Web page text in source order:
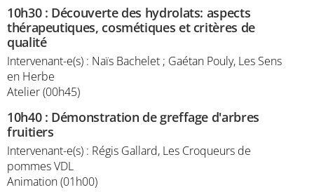
10h30: Découverte des hydrolats: aspects
thérapeutiques, cosmétiques et critères de
qualité
Intervenant-e(s) : Naïs Bachelet ; Gaétan Pouly, Les Sens
en Herbe
Atelier (00h45)
10h40: Démonstration de greffage d'arbres
fruitiers
Intervenant-e(s) : Régis Gallard, Les Croqueurs de
pommes VDL
Animation (01h00)